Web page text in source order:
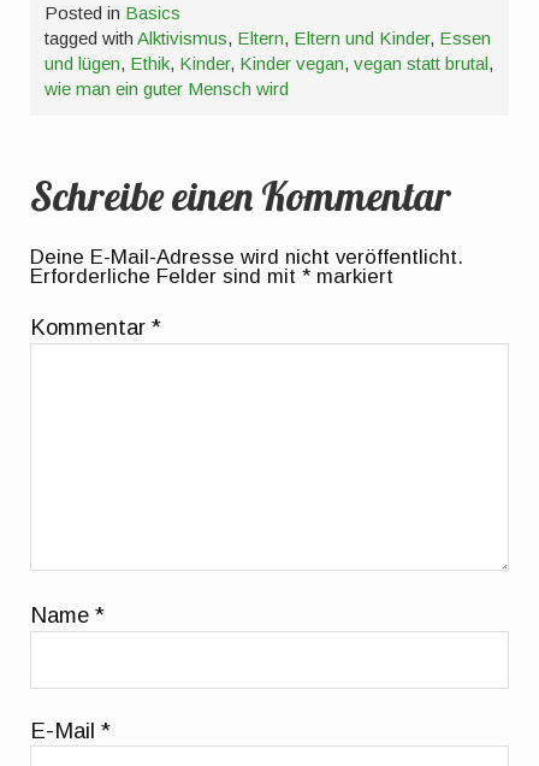
Posted in Basics
tagged withAlktivismus, Eltern, Eltern und Kinder, Essen
und lügen, Ethik, Kinder, Kinder vegan,vegan statt brutal,
wie man ein guter Mensch wird
Schreibe einen Kommentar
Deine E-Mail-Adresse wird nicht veröffentlicht.
Erforderliche Felder sind mit* markiert
Kommentar*
Name*
E-Mail*